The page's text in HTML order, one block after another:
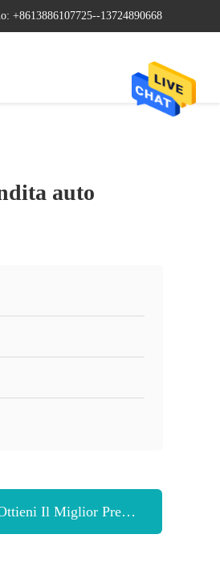
+8613886107725--13724890668
auto
Il Miglior Prezzo